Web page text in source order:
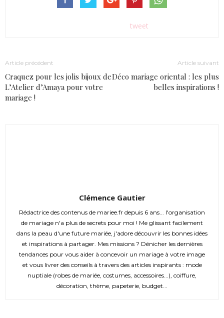
tweet
Article précédent
Craquez pour les jolis bijoux de
L’Atelier d’Amaya pour votre
mariage !
Article suivant
Déco mariage oriental : les plus
belles inspirations !
Clémence Gautier
Rédactrice des contenus de mariee.fr depuis 6 ans... l'organisation
de mariage n'a plus de secrets pour moi ! Me glissant facilement
dans la peau d'une future mariée, j'adore découvrir les bonnes idées
et inspirations à partager. Mes missions ? Dénicher les dernières
tendances pour vous aider à concevoir un mariage à votre image
et vous livrer des conseils à travers des articles inspirants : mode
nuptiale (robes de mariée, costumes, accessoires...), coiffure,
décoration, thème, papeterie, budget...